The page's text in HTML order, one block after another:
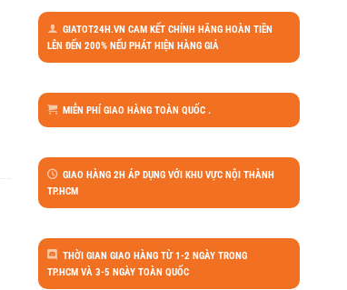
GIATOT24H.VN CAM KẾT CHÍNH HÃNG HOÀN TIỀN
LÊN ĐẾN 200% NẾU PHÁT HIỆN HÀNG GIẢ
MIỄN PHÍ GIAO HÀNG TOÀN QUỐC .
GIAO HÀNG 2H ÁP DỤNG VỚI KHU VỰC NỘI THÀNH
TP.HCM
THỜI GIAN GIAO HÀNG TỪ 1-2 NGÀY TRONG
TP.HCM VÀ 3-5 NGÀY TOÀN QUỐC